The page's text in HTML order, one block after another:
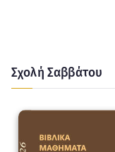
Σχολή Σαββάτου